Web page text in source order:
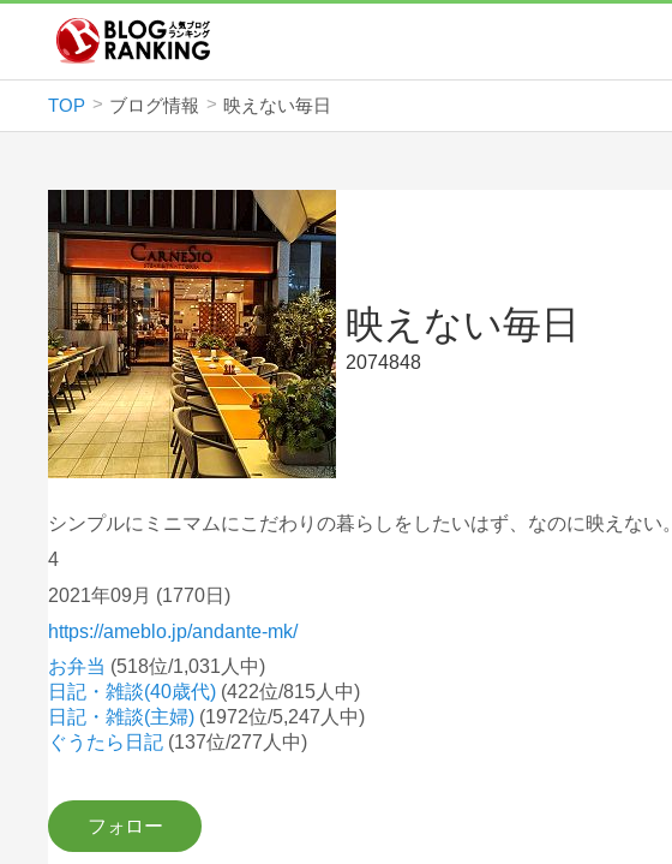
TOP ブログ情報 映えない毎日
映えない毎日
2074848
シンプルにミニマムにこだわりの暮らしをしたいはず、なのに映えない
4
2021年09月 (1770日)
https://ameblo.jp/andante-mk/
お弁当 (518位/1,031人中)
日記・雑談(40歳代) (422位/815人中)
日記・雑談(主婦) (1972位/5,247人中)
ぐうたら日記 (137位/277人中)